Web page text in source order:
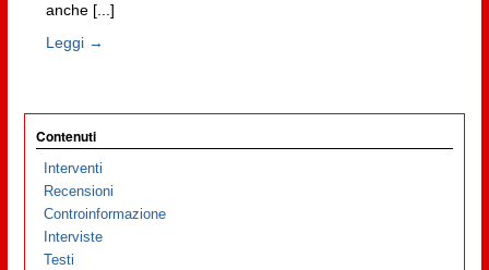
anche [...]
Leggi →
Contenuti
Interventi
Recensioni
Controinformazione
Interviste
Testi